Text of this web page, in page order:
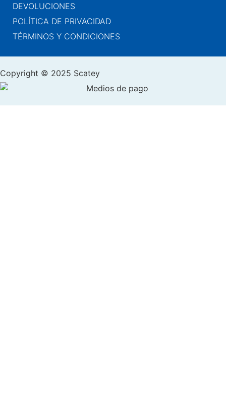
DEVOLUCIONES
POLÍTICA DE PRIVACIDAD
TÉRMINOS Y CONDICIONES
Copyright © 2025 Scatey